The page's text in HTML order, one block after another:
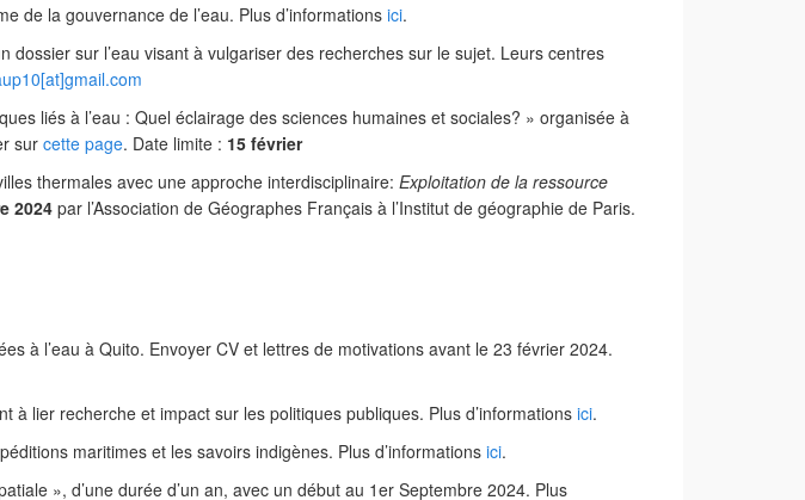
de la gouvernance de l’eau. Plus d’informations ici.
dossier sur l’eau visant à vulgariser des recherches sur le sujet. Leurs centres
liés à l’eau : Quel éclairage des sciences humaines et sociales? » organisée à
sur cette page. Date limite : 15 février
thermales avec une approche interdisciplinaire: Exploitation de la ressource
2024 par l’Association de Géographes Français à l’Institut de géographie de Paris.
à l’eau à Quito. Envoyer CV et lettres de motivations avant le 23 février 2024.
lier recherche et impact sur les politiques publiques. Plus d’informations ici.
maritimes et les savoirs indigènes. Plus d’informations ici.
», d’une durée d’un an, avec un début au 1er Septembre 2024. Plus